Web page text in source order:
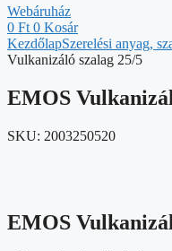
Webáruház
0 Ft 0 Kosár
KezdőlapSzerelési anyag,
Vulkanizáló szalag 25/5
EMOS
SKU: 2003250520
EMOS